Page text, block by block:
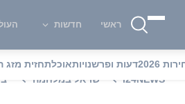
ראשי חדשות
2026 דעות ופרשנויותאוכלתחזית מזג
i24NEWS
ישראל במלחמה